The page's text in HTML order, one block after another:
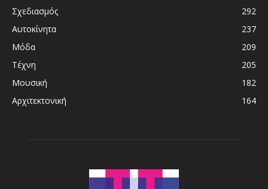
Σχεδιασμός
292
Αυτοκίνητα
237
Μόδα
209
Τέχνη
205
Μουσική
182
Αρχιτεκτονική
164